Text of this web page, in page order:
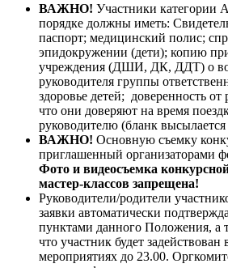
ВАЖНО! Участники категории
порядке должны иметь:
паспорт; медицинский полис;
эпидокружении (дети); копию
учреждения (ДШИ, ДК, ДДТ) о
руководителя группы
здоровье детей; доверенность от
что они доверяют на время
руководителю (бланк
ВАЖНО! Основную съемку
приглашенный организаторами
Фото и видеосъемка
мастер-классов запрещена!
Руководители/родители
заявки автоматически
пунктами данного Положения, а
что участник будет
мероприятиях до 23.00.